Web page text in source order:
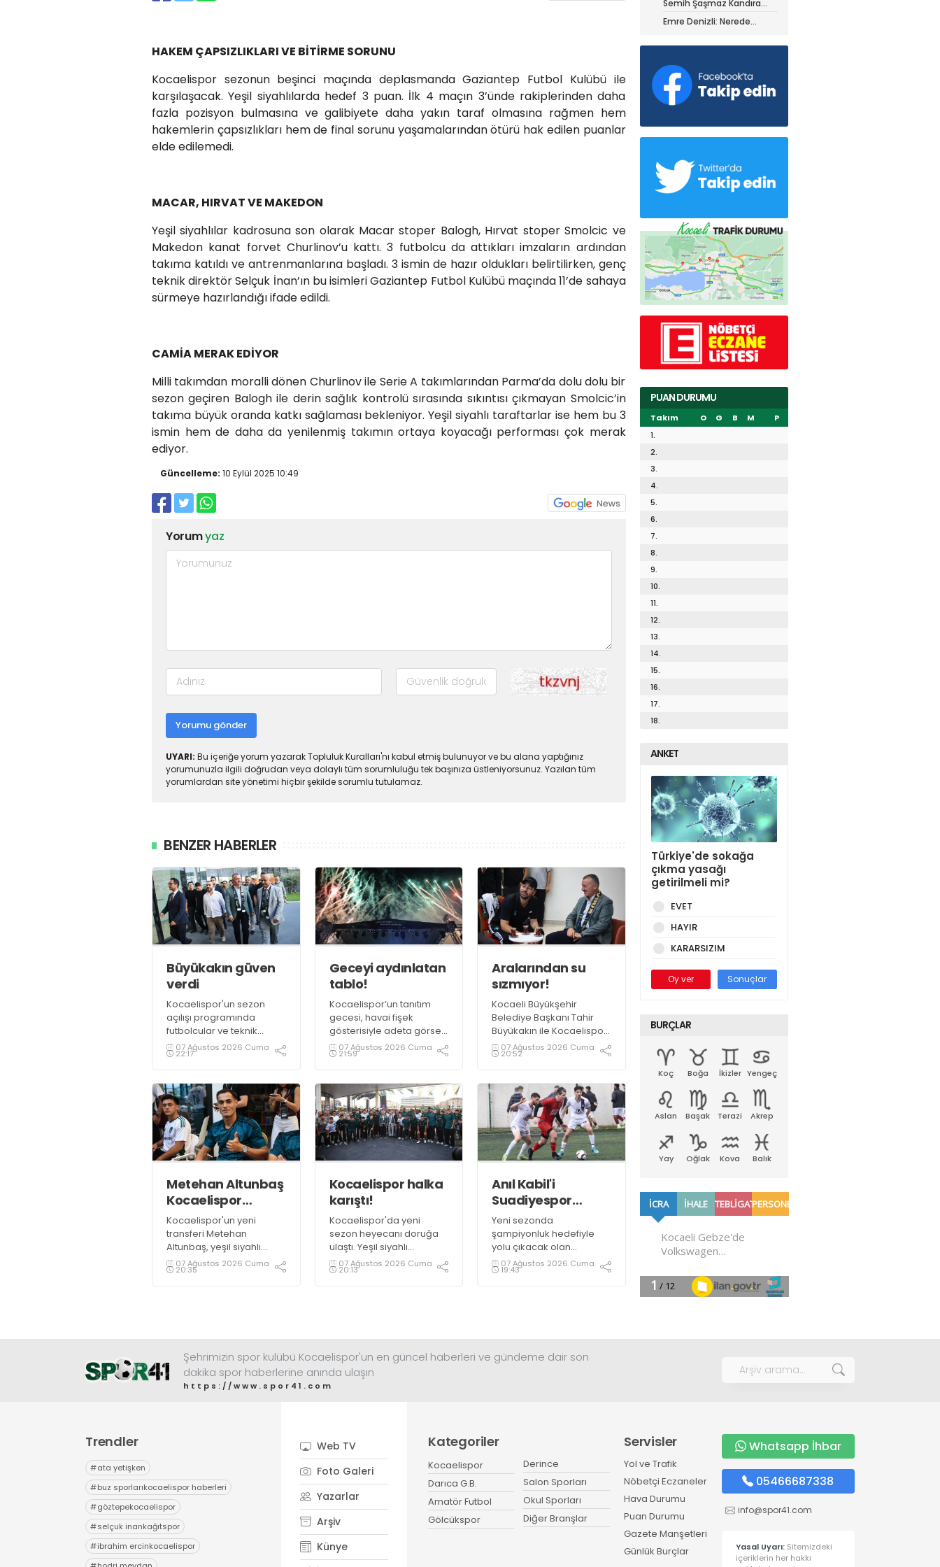
HAKEM ÇAPSIZLIKLARI VE BİTİRME SORUNU
Kocaelispor sezonun beşinci maçında deplasmanda Gaziantep Futbol Kulübü ile
karşılaşacak. Yeşil siyahlılarda hedef 3 puan. İlk 4 maçın 3’ünde rakiplerinden daha
fazla pozisyon bulmasına ve galibiyete daha yakın taraf olmasına rağmen hem
hakemlerin çapsızlıkları hem de final sorunu yaşamalarından ötürü hak edilen puanlar
elde edilemedi.
MACAR, HIRVAT VE MAKEDON
Yeşil siyahlılar kadrosuna son olarak Macar stoper Balogh, Hırvat stoper Smolcic ve
Makedon kanat forvet Churlinov’u kattı. 3 futbolcu da attıkları imzaların ardından
takıma katıldı ve antrenmanlarına başladı. 3 ismin de hazır oldukları belirtilirken, genç
teknik direktör Selçuk İnan’ın bu isimleri Gaziantep Futbol Kulübü maçında 11’de sahaya
sürmeye hazırlandığı ifade edildi.
CAMİA MERAK EDİYOR
Milli takımdan moralli dönen Churlinov ile Serie A takımlarından Parma’da dolu dolu bir
sezon geçiren Balogh ile derin sağlık kontrolü sırasında sıkıntısı çıkmayan Smolcic’in
takıma büyük oranda katkı sağlaması bekleniyor. Yeşil siyahlı taraftarlar ise hem bu 3
ismin hem de daha da yenilenmiş takımın ortaya koyacağı performası çok merak
ediyor.
Güncelleme: 10 Eylül 2025 10:49
Yorumyaz
Yorumu gönder
UYARI: Bu içeriğe yorum yazarak Topluluk Kuralları'nı kabul etmiş bulunuyor ve bu alana yaptığınız
yorumunuzla ilgili doğrudan veya dolaylı tüm sorumluluğu tek başınıza üstleniyorsunuz. Yazılan tüm
yorumlardan site yönetimi hiçbir şekilde sorumlu tutulamaz.
BENZER HABERLER
Büyükakın güven
verdi
Kocaelispor'un sezon
açılışı programında
futbolcular ve teknik
heyetle bir araya gelen
Başkan Tahir Büyükakın,
Ağustos’ta başlayacak lig
maratonunda başarılar
diledi ve “Yanınızdayım”
dedi.
07 Ağustos 2026 Cuma
22:17
Geceyi aydınlatan
tablo!
Kocaelispor’un tanıtım
gecesi, havai fişek
gösterisiyle adeta görsel
bir şölene dönüştü.
07 Ağustos 2026 Cuma
21:59
Aralarından su
sızmıyor!
Kocaeli Büyükşehir
Belediye Başkanı Tahir
Büyükakın ile Kocaelispor
Teknik Direktörü Selçuk
İnan, Kocaelispor'un
derin bir sohbet
gerçekleştirdi.
07 Ağustos 2026 Cuma
20:52
Metehan Altunbaş
Kocaelispor
forması ile
Kocaelispor'un yeni
transferi Metehan
Altunbaş, yeşil siyahlı
kulübün İzmit Milli İrade
Meydanı'nda düzenlediği
07 Ağustos 2026 Cuma
20:35
Kocaelispor halka
karıştı!
Kocaelispor'da yeni
sezon heyecanı doruğa
ulaştı. Yeşil siyahlı
taraftarlar, takımlarını
yakından görmek için Milli
07 Ağustos 2026 Cuma
20:13
Anıl Kabil'i
Suadiyespor
kaptı!
Yeni sezonda
şampiyonluk hedefiyle
yolu çıkacak olan
Suadiyespor, transfer
çalışmalarında önemli bir
07 Ağustos 2026 Cuma
19:43
iz ile ayrıldı!
Semih Şaşmaz Kandıra
Gençlerbirliği’nde devam
dedi!
Emre Denizli: Nerede
PUAN DURUMU
Takım O G B M
P
1.
2.
3.
4.
5.
6.
7.
8.
9.
10.
11.
12.
13.
14.
15.
16.
17.
18.
ANKET
Türkiye'de sokağa
çıkma yasağı
getirilmeli mi?
EVET
HAYIR
KARARSIZIM
Oy ver Sonuçlar
BURÇLAR
Koç Boğa İkizler Yengeç
Aslan Başak Terazi Akrep
Yay Oğlak Kova Balık
Şehrimizin spor kulübü Kocaelispor'un en güncel haberleri ve gündeme dair son
dakika spor haberlerine anında ulaşın
https://www.spor41.com
Trendler
#ata yetişken
#buz sporlarıkocaelispor haberleri
#göztepekocaelispor
#selçuk inankağıtspor
#ibrahim ercinkocaelispor
Web TV
Foto Galeri
Yazarlar
Arşiv
Künye
Kategoriler
Kocaelispor
Darıca G.B.
Amatör Futbol
Gölcükspor
Derince
Salon Sporları
Okul Sporları
Diğer Branşlar
Servisler
Yol ve Trafik
Nöbetçi Eczaneler
Hava Durumu
Puan Durumu
Gazete Manşetleri
Günlük Burçlar
Whatsapp İhbar
05466687338
info@spor41.com
Yasal Uyarı: Sitemizdeki
içeriklerin her hakkı